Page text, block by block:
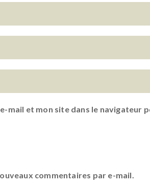
mail et mon site dans le navigateur
commentaires par e-mail.